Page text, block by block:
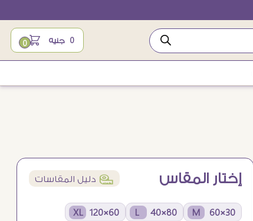
0 جنيه 0
إختار المقاس í دليل المقاسات
30×60 M
80×40 L
60×120 XL